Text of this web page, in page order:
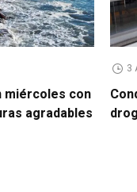
miércoles con
agradables
3